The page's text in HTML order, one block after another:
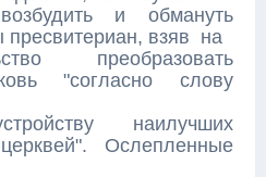
и обмануть
взяв на
преобразовать
"согласно слову
наилучших
Ослепленные